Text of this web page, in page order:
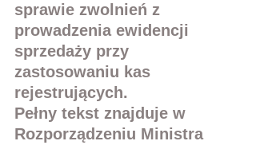
sprawie zwolnień z
prowadzenia ewidencji
sprzedaży przy
zastosowaniu kas
rejestrujących.
Pełny tekst znajduje w
Rozporządzeniu Ministra